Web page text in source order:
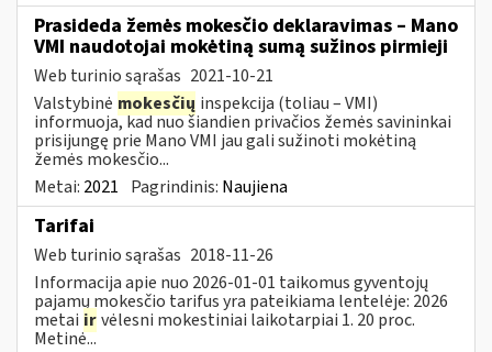
Prasideda žemės mokesčio deklaravimas – Mano
VMI naudotojai mokėtiną sumą sužinos pirmieji
Web turinio sąrašas 2021-10-21
Valstybinė mokesčių inspekcija (toliau – VMI)
informuoja, kad nuo šiandien privačios žemės savininkai
prisijungę prie Mano VMI jau gali sužinoti mokėtiną
žemės mokesčio...
Metai: 2021 Pagrindinis: Naujiena
Tarifai
Web turinio sąrašas 2018-11-26
Informacija apie nuo 2026-01-01 taikomus gyventojų
pajamų mokesčio tarifus yra pateikiama lentelėje: 2026
metai irvėlesni mokestiniai laikotarpiai 1. 20 proc.
Metinė...